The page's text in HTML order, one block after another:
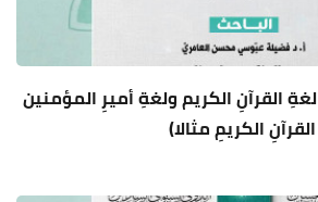
القرآنِ الكريم ولغةِ أميرِ المؤمنين
الكريمِ مثالا)